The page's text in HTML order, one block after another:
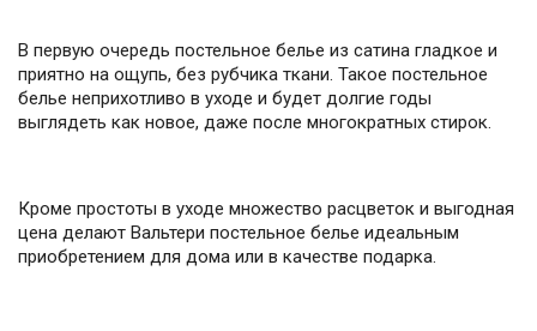
В первую очередь постельное белье из сатина гладкое и
приятно на ощупь, без рубчика ткани. Такое постельное
белье неприхотливо в уходе и будет долгие годы
выглядеть как новое, даже после многократных стирок.
Кроме простоты в уходе множество расцветок и выгодная
цена делают Вальтери постельное белье идеальным
приобретением для дома или в качестве подарка.